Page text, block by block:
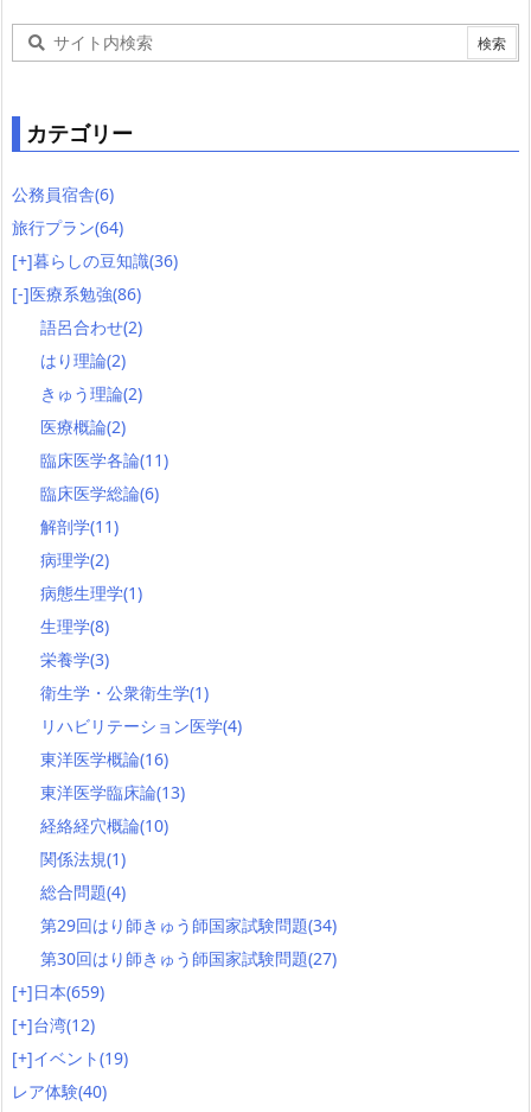
カテゴリー
公務員宿舎(6)
旅行プラン(64)
[+]暮らしの豆知識(36)
[-]医療系勉強(86)
語呂合わせ(2)
はり理論(2)
きゅう理論(2)
医療概論(2)
臨床医学各論(11)
臨床医学総論(6)
解剖学(11)
病理学(2)
病態生理学(1)
生理学(8)
栄養学(3)
衛生学・公衆衛生学(1)
リハビリテーション医学(4)
東洋医学概論(16)
東洋医学臨床論(13)
経絡経穴概論(10)
関係法規(1)
総合問題(4)
第29回はり師きゅう師国家試験問題(34)
第30回はり師きゅう師国家試験問題(27)
[+]日本(659)
[+]台湾(12)
[+]イベント(19)
レア体験(40)